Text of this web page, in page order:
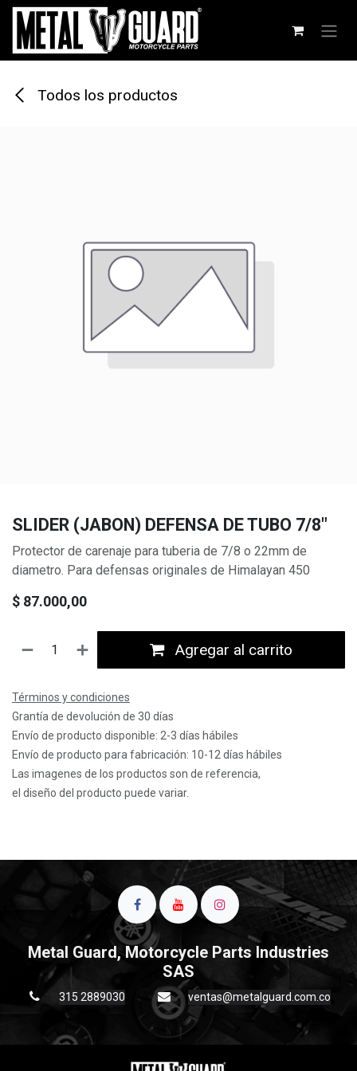
Ir al contenido
Todos los productos
SLIDER (JABON) DEFENSA DE TUBO 7/8"
Protector de carenaje para tuberia de 7/8 o 22mm de
diametro. Para defensas originales de Himalayan 450
$ 87.000,00
Agregar al carrito
Términos y condiciones
Grantía de devolución de 30 días
Envío de producto disponible: 2-3 días hábiles
Envío de producto para fabricación: 10-12 días hábiles
Las imagenes de los productos son de referencia,
el diseño del producto puede variar.
Metal Guard, Motorcycle Parts Industries
SAS
315 2889030 ventas@metalguard.com.co